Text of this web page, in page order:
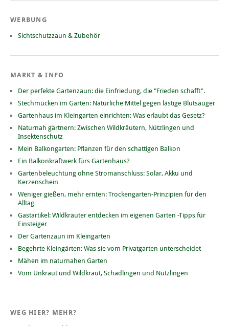
WERBUNG
Sichtschutzzaun & Zubehör
MARKT & INFO
Der perfekte Gartenzaun: die Einfriedung, die "Frieden schafft".
Stechmücken im Garten: Natürliche Mittel gegen lästige Blutsauger
Gartenhaus im Kleingarten einrichten: Was erlaubt das Gesetz?
Naturnah gärtnern: Zwischen Wildkräutern, Nützlingen und
Insektenschutz
Mein Balkongarten: Pflanzen für den schattigen Balkon
Ein Balkonkraftwerk fürs Gartenhaus?
Gartenbeleuchtung ohne Stromanschluss: Solar, Akku und
Kerzenschein
Weniger gießen, mehr ernten: Trockengarten-Prinzipien für den
Alltag
Gastartikel: Wildkräuter entdecken im eigenen Garten -Tipps für
Einsteiger
Der Gartenzaun im Kleingarten
Begehrte Kleingärten: Was sie vom Privatgarten unterscheidet
Mähen im naturnahen Garten
Vom Unkraut und Wildkraut, Schädlingen und Nützlingen
WEG HIER? MEHR?